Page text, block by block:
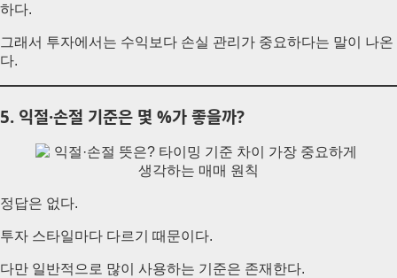
하다.
그래서 투자에서는 수익보다 손실 관리가 중요하다는 말이 나온
다.
5. 익절·손절 기준은 몇 %가 좋을까?
정답은 없다.
투자 스타일마다 다르기 때문이다.
다만 일반적으로 많이 사용하는 기준은 존재한다.